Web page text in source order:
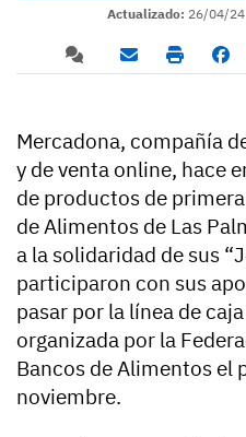
Actualizado: 26/04/
Mercadona, compañía
y de venta online, hace
de productos de
de Alimentos de Las
a la solidaridad de sus
participaron con sus
pasar por la línea de
organizada por la
Bancos de Alimentos el
noviembre.